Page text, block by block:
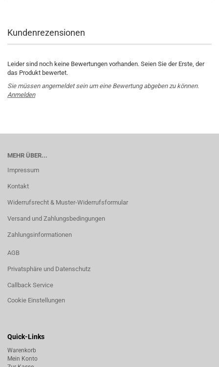
Kundenrezensionen
Leider sind noch keine Bewertungen vorhanden. Seien Sie der Erste, der
das Produkt bewertet.
Sie müssen angemeldet sein um eine Bewertung abgeben zu können.
Anmelden
MEHR ÜBER...
Impressum
Kontakt
Widerrufsrecht & Muster-Widerrufsformular
Versand und Zahlungsbedingungen
Zahlungsinformationen
AGB
Privatsphäre und Datenschutz
Callback Service
Cookie Einstellungen
Quick-Links
Warenkorb
Mein Konto